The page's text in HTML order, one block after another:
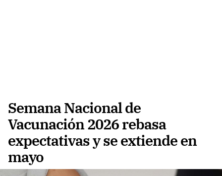
Semana Nacional de
Vacunación 2026 rebasa
expectativas y se extiende en
mayo